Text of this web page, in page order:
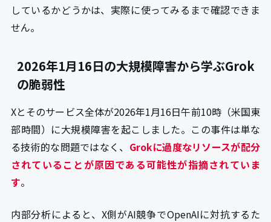
しているかどうかは、実際に使ってみるまで確認できま
せん。
2026年1月16日の大規模障害から学ぶGrok
の脆弱性
Xとそのサービス全体が2026年1月16日午前10時（米国東
部時間）に大規模障害を起こしました。この事件は単な
る技術的な問題ではなく、 Grokに過度なリソースが配分
されていることが原因である可能性が指摘されていま
す。
内部分析によると、X側がAI競争でOpenAIに対抗するた